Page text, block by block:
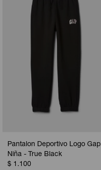
Pantalon Deportivo Logo Gap
Niña - True Black
$ 1.100